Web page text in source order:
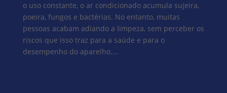
o uso constante, o ar condicionado acumula sujeira,
poeira, fungos e bactérias. No entanto, muitas
pessoas acabam adiando a limpeza, sem perceber os
riscos que isso traz para a saúde e para o
desempenho do aparelho....